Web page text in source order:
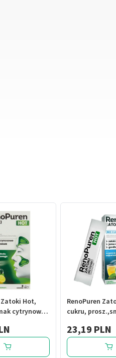
Zatoki Hot,
cytrynowo-
RenoPuren
cukru,
23,19 PLN